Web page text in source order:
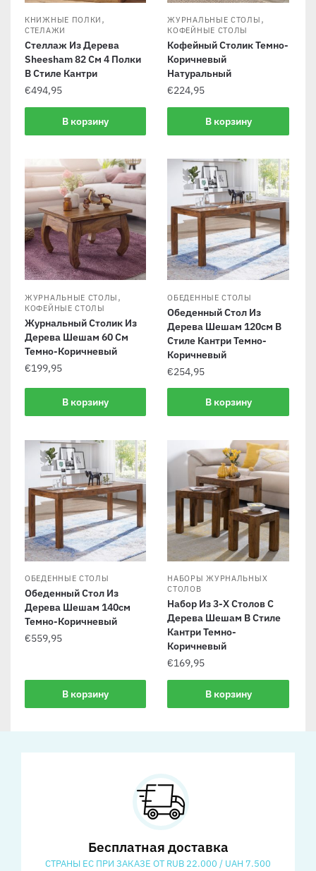
КНИЖНЫЕ ПОЛКИ ,
СТЕЛАЖИ
Стеллаж Из Дерева
Sheesham 82 См 4 Полки
В Стиле Кантри
€494,95
В корзину
ЖУРНАЛЬНЫЕ СТОЛЫ ,
КОФЕЙНЫЕ СТОЛЫ
Кофейный Столик Темно-
Коричневый
Натуральный
€224,95
В корзину
ЖУРНАЛЬНЫЕ СТОЛЫ ,
КОФЕЙНЫЕ СТОЛЫ
Журнальный Столик Из
Дерева Шешам 60 См
Темно-Коричневый
€199,95
В корзину
ОБЕДЕННЫЕ СТОЛЫ
Обеденный Стол Из
Дерева Шешам 120см В
Стиле Кантри Темно-
Коричневый
€254,95
В корзину
ОБЕДЕННЫЕ СТОЛЫ
Обеденный Стол Из
Дерева Шешам 140см
Темно-Коричневый
€559,95
В корзину
НАБОРЫ ЖУРНАЛЬНЫХ
СТОЛОВ
Набор Из 3-Х Столов С
Дерева Шешам В Стиле
Кантри Темно-
Коричневый
€169,95
В корзину
Бесплатная доставка
СТРАНЫ ЕС ПРИ ЗАКАЗЕ ОТ RUB 22.000 / UAH 7.500